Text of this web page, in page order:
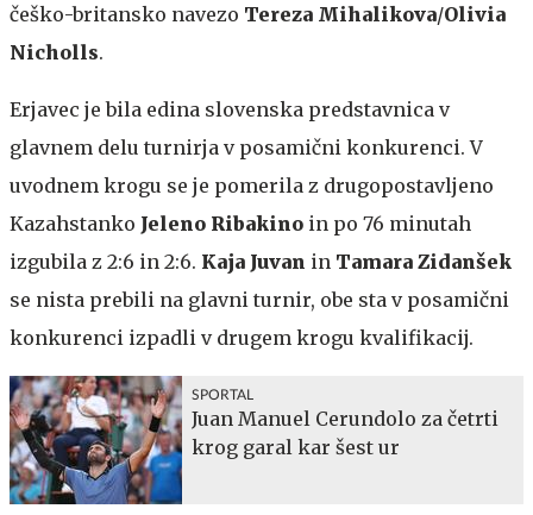
češko-britansko navezo Tereza Mihalikova/Olivia
Nicholls.
Erjavec je bila edina slovenska predstavnica v
glavnem delu turnirja v posamični konkurenci. V
uvodnem krogu se je pomerila z drugopostavljeno
Kazahstanko Jeleno Ribakino in po 76 minutah
izgubila z 2:6 in 2:6. Kaja Juvan in Tamara Zidanšek
se nista prebili na glavni turnir, obe sta v posamični
konkurenci izpadli v drugem krogu kvalifikacij.
SPORTAL
Juan Manuel Cerundolo za četrti
krog garal kar šest ur